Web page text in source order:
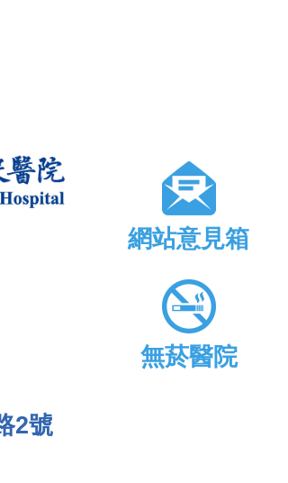
2號
網站意見箱
無菸醫院